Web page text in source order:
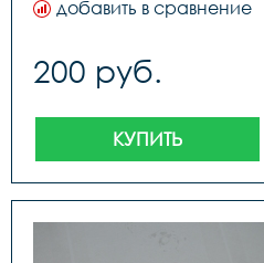
добавить в сравнение
200 руб.
КУПИТЬ